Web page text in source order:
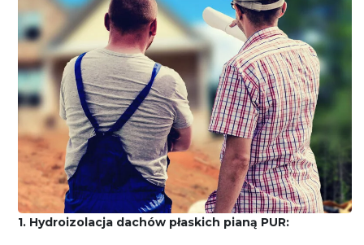
1. Hydroizolacja dachów płaskich pianą PUR: